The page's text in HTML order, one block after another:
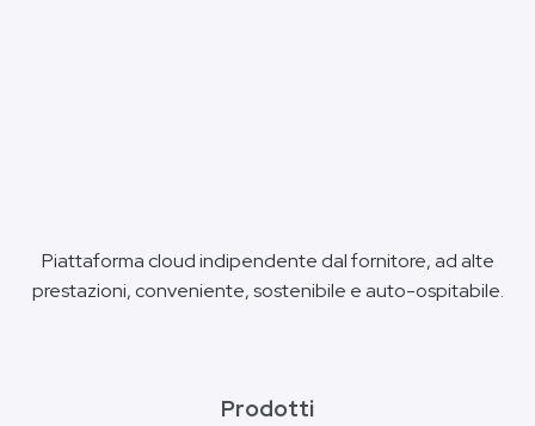
Piattaforma cloud indipendente dal fornitore, ad alte
prestazioni, conveniente, sostenibile e auto-ospitabile.
Prodotti